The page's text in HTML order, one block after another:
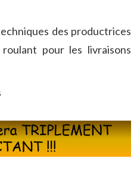
des productrices
pour les livraisons